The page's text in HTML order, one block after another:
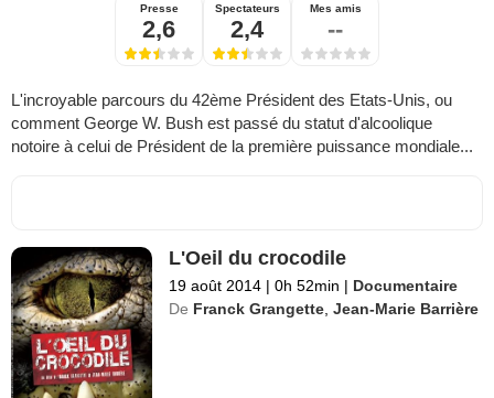
Presse
2,6
Spectateurs
2,4
Mes amis
--
L'incroyable parcours du 42ème Président des Etats-Unis, ou
comment George W. Bush est passé du statut d'alcoolique
notoire à celui de Président de la première puissance mondiale...
L'Oeil du crocodile
19 août 2014 | 0h 52min | Documentaire
De Franck Grangette ,Jean-Marie Barrière